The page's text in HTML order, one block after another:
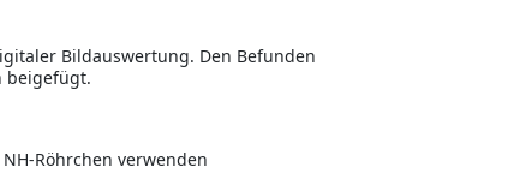
Bildauswertung. Den Befunden
beigefügt.
Röhrchen verwenden